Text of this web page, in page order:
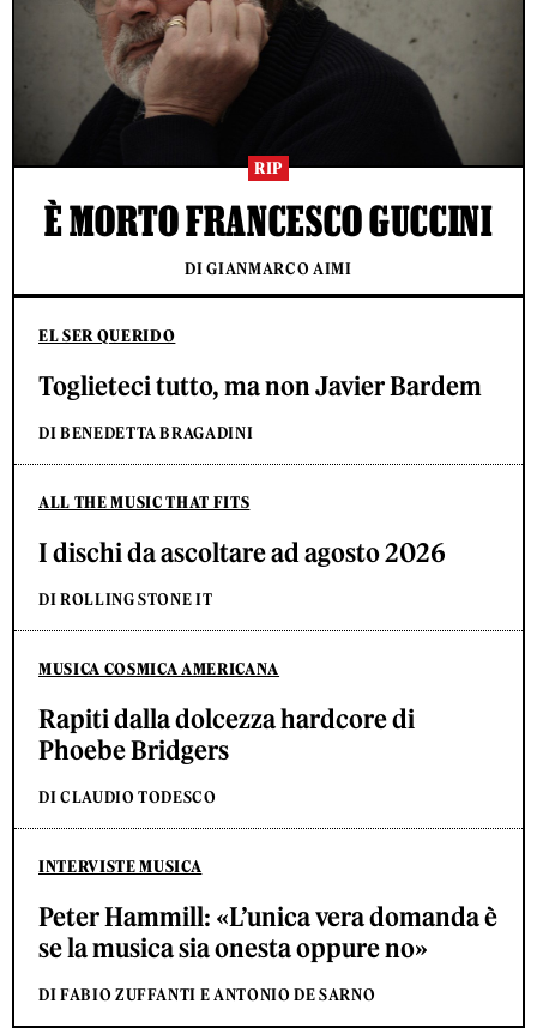
EL SER QUERIDO
Toglieteci tutto, ma non Javier Bardem
DI BENEDETTA BRAGADINI
ALL THE MUSIC THAT FITS
I dischi da ascoltare ad agosto 2026
DI ROLLING STONE IT
MUSICA COSMICA AMERICANA
Rapiti dalla dolcezza hardcore di
Phoebe Bridgers
DI CLAUDIO TODESCO
INTERVISTE MUSICA
Peter Hammill: «L’unica vera domanda è
se la musica sia onesta oppure no»
DI FABIO ZUFFANTI E ANTONIO DE SARNO
RIP
È MORTO FRANCESCO GUCCINI
DI GIANMARCO AIMI